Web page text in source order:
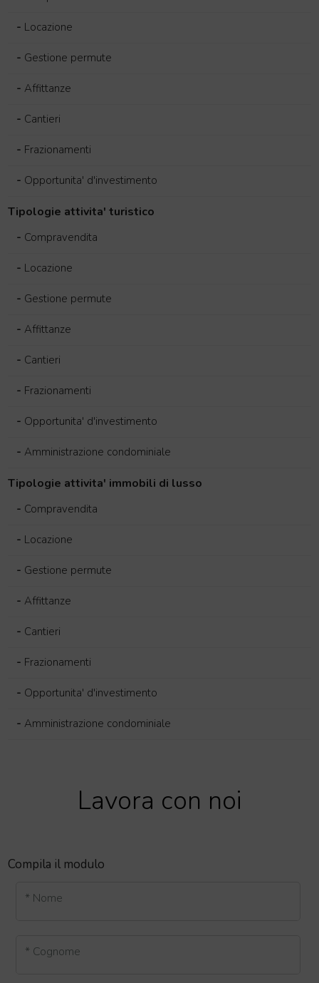
- Locazione
- Gestione permute
- Affittanze
- Cantieri
- Frazionamenti
- Opportunita' d'investimento
Tipologie attivita' turistico
- Compravendita
- Locazione
- Gestione permute
- Affittanze
- Cantieri
- Frazionamenti
- Opportunita' d'investimento
- Amministrazione condominiale
Tipologie attivita' immobili di lusso
- Compravendita
- Locazione
- Gestione permute
- Affittanze
- Cantieri
- Frazionamenti
- Opportunita' d'investimento
- Amministrazione condominiale
Lavora con noi
Compila il modulo
* Nome
* Cognome